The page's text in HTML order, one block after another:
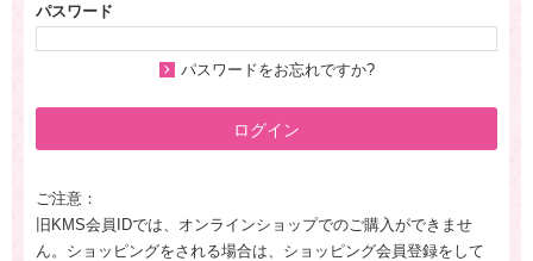
パスワード
パスワードをお忘れですか?
ログイン
ご注意：
旧KMS会員IDでは、オンラインショップでのご購入ができませ
ん。ショッピングをされる場合は、ショッピング会員登録をして